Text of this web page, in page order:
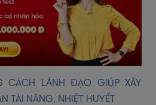
CÁCH LÃNH ĐẠO GIÚP XÂY
TÀI NĂNG, NHIỆT HUYẾT